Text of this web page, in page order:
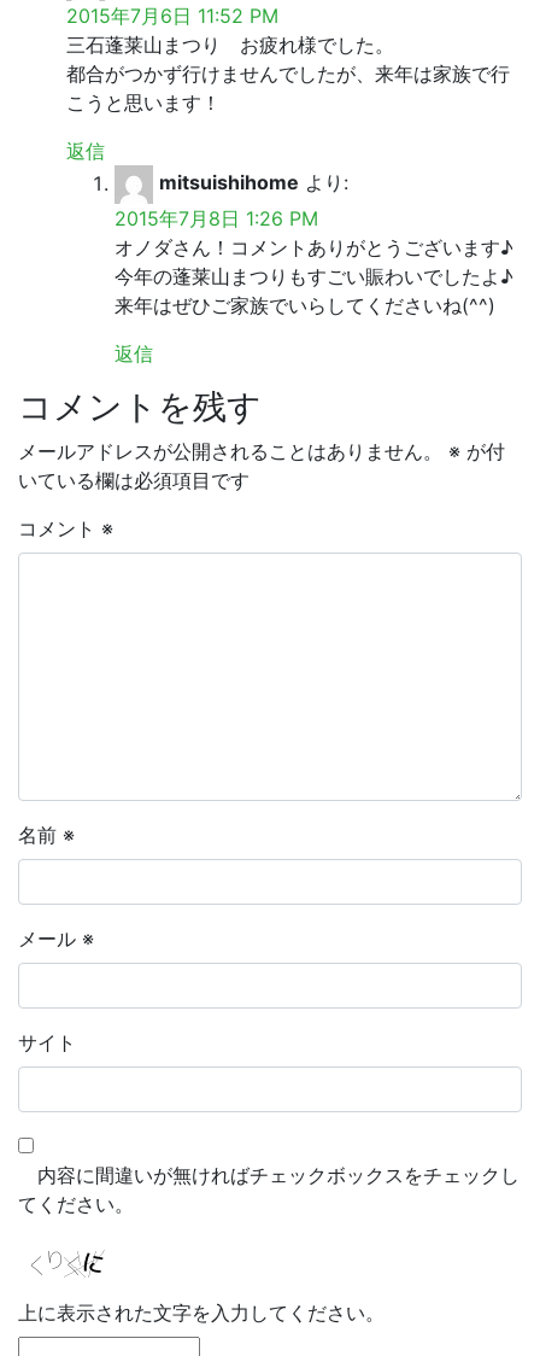
2015年7月6日 11:52 PM
三石蓬莱山まつり お疲れ様でした。
都合がつかず行けませんでしたが、来年は家族で行
こうと思います！
返信
mitsuishihome より:
2015年7月8日 1:26 PM
オノダさん！コメントありがとうございます♪
今年の蓬莱山まつりもすごい賑わいでしたよ♪
来年はぜひご家族でいらしてくださいね(^^)
返信
コメントを残す
メールアドレスが公開されることはありません。 ※ が付
いている欄は必須項目です
コメント ※
名前 ※
メール ※
サイト
内容に間違いが無ければチェックボックスをチェックし
てください。
上に表示された文字を入力してください。